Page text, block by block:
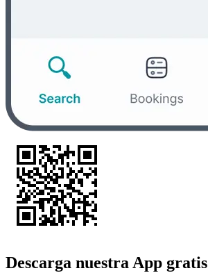
Descarga nuestra App gratis